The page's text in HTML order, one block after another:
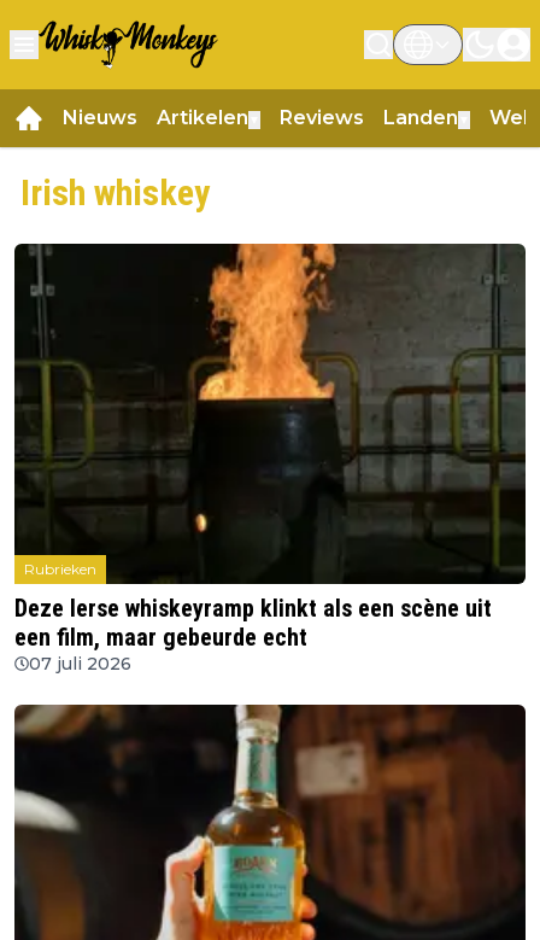
Nieuws Artikelen Reviews Landen
Irish whiskey
Rubrieken
Deze Ierse whiskeyramp klinkt als een scène uit
een film, maar gebeurde echt
07 juli 2026